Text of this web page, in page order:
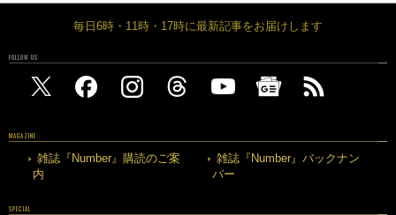
毎日6時・11時・17時に最新記事をお届けします
FOLLOW US
MAGAZINE
雑誌『Number』購読のご案
内
雑誌『Number』バックナン
バー
SPECIAL